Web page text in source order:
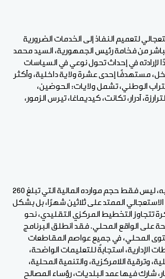
لتعميم النفاذ إلى الخدمات الضرورية
من فخامة رئيس الجمهورية، السيد محمد
لإرادته في إحداث تحول نوعي في السياسات
مستهدفًا إحدى عشرة ولاية داخلية، وأكثر
الوطني، تشمل ولايات: الحوضين،
آدرار، تكانت، كيديماغا، تيرس الزمور،
يميز هذا البرنامج عن سابقيه، ليس فقط حجم موارده المالية التي تبلغ 260
الممتد على ثلاثين شهرًا، بل بشكل
تتجاوز التخطيط المركزي التقليدي، نحو
على الواقع المحلي. فقد انطلق البرنامج
المحلي، في جميع عواصم المقاطعات
الإدارية، استجابةً للتعليمات الواضحة،
وترقية اللامركزية، والتنمية المحلية،
شارك فيها عمد البلديات، رؤساء المصالح